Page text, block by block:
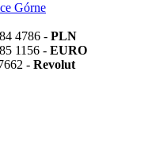
Górne
4786 - PLN
1156 - EURO
- Revolut